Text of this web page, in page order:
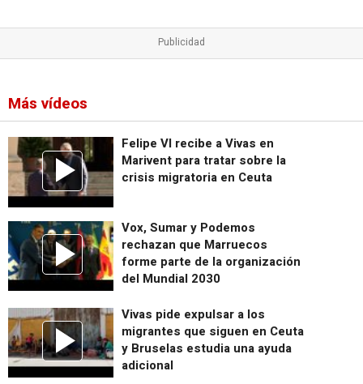
Más vídeos
Felipe VI recibe a Vivas en
Marivent para tratar sobre la
crisis migratoria en Ceuta
Vox, Sumar y Podemos
rechazan que Marruecos
forme parte de la organización
del Mundial 2030
Vivas pide expulsar a los
migrantes que siguen en Ceuta
y Bruselas estudia una ayuda
adicional